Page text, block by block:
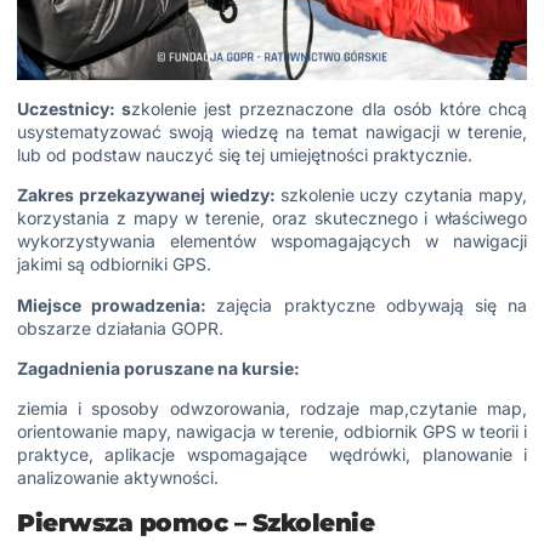
Uczestnicy: szkolenie jest przeznaczone dla osób które chcą
usystematyzować swoją wiedzę na temat nawigacji w terenie,
lub od podstaw nauczyć się tej umiejętności praktycznie.
Zakres przekazywanej wiedzy: szkolenie uczy czytania mapy,
korzystania z mapy w terenie, oraz skutecznego i właściwego
wykorzystywania elementów wspomagających w nawigacji
jakimi są odbiorniki GPS.
Miejsce prowadzenia: zajęcia praktyczne odbywają się na
obszarze działania GOPR.
Zagadnienia poruszane na kursie:
ziemia i sposoby odwzorowania, rodzaje map,czytanie map,
orientowanie mapy, nawigacja w terenie, odbiornik GPS w teorii i
praktyce, aplikacje wspomagające wędrówki, planowanie i
analizowanie aktywności.
Pierwsza pomoc – Szkolenie